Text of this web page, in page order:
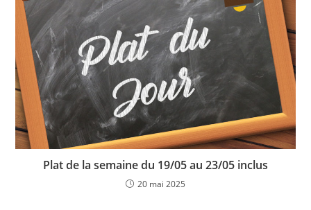
Plat de la semaine du 19/05 au 23/05 inclus
20 mai 2025